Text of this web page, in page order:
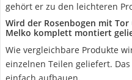
gehört er zu den leichteren
Wird der Rosenbogen mit
Melko komplett montiert
Wie vergleichbare Produkte
einzelnen Teilen geliefert.